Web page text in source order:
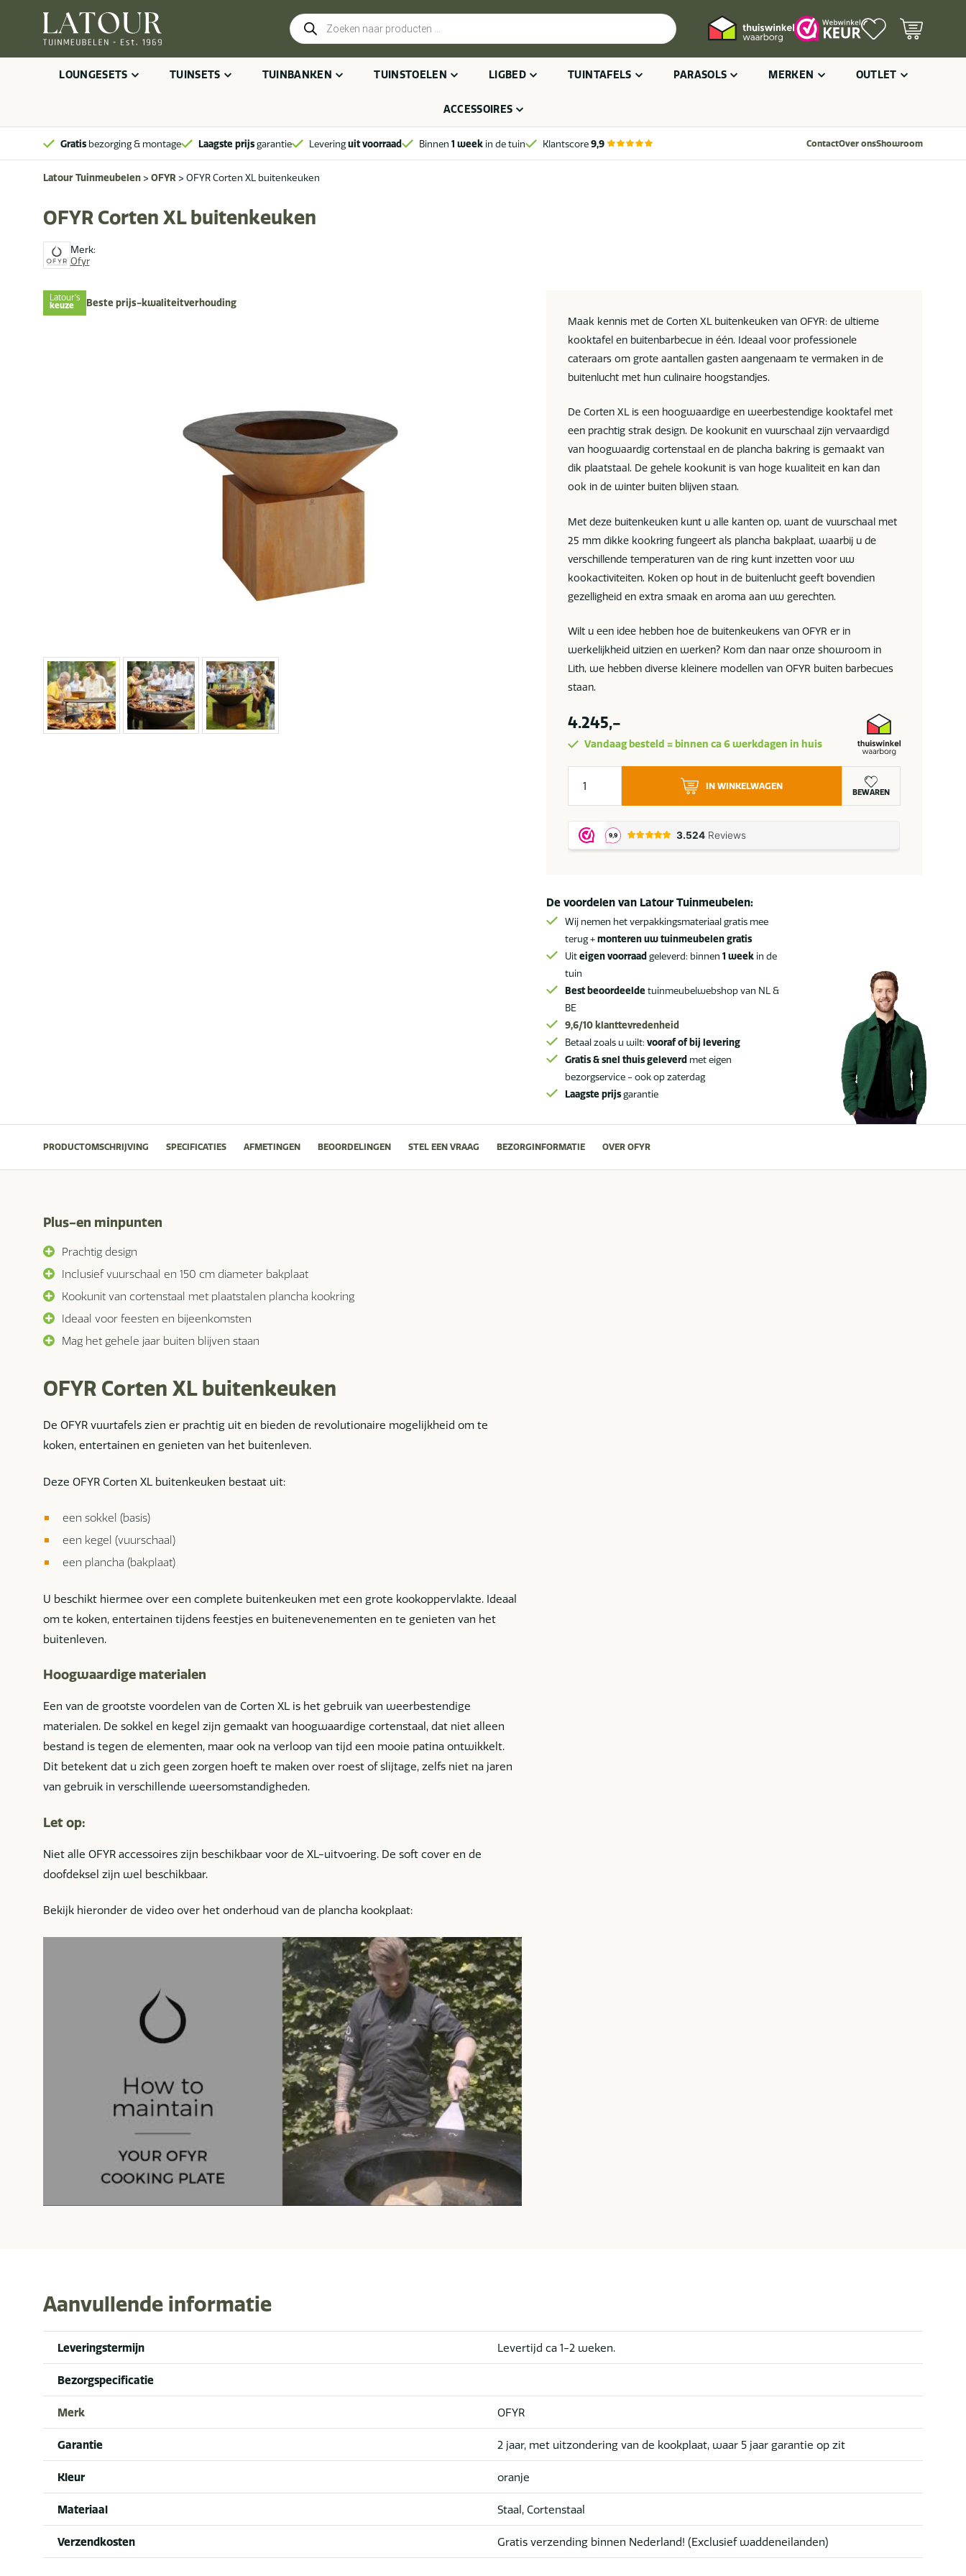
Producten
zoeken
LOUNGESETS TUINSETS TUINBANKEN TUINSTOELEN LIGBED TUINTAFELS PARASOLS MERKEN OUTLET
ACCESSOIRES
Gratis bezorging & montage Laagste prijsgarantie Leveringuit voorraad Binnen 1 week in de tuin Klantscore9,9 ContactOver onsShowroom
Latour Tuinmeubelen> OFYR > OFYR Corten XL buitenkeuken
Merk:
Ofyr
OFYR Corten XL buitenkeuken
Latour's
keuze Beste prijs-kwaliteitverhouding
Maak kennis met de Corten XL buitenkeuken van OFYR: de ultieme
kooktafel en buitenbarbecue in één. Ideaal voor professionele
cateraars om grote aantallen gasten aangenaam te vermaken in de
buitenlucht met hun culinaire hoogstandjes.
De Corten XL is een hoogwaardige en weerbestendige kooktafel met
een prachtig strak design. De kookunit en vuurschaal zijn vervaardigd
van hoogwaardig cortenstaal en de plancha bakring is gemaakt van
dik plaatstaal. De gehele kookunit is van hoge kwaliteit en kan dan
ook in de winter buiten blijven staan.
Met deze buitenkeuken kunt u alle kanten op, want de vuurschaal met
25 mm dikke kookring fungeert als plancha bakplaat, waarbij u de
verschillende temperaturen van de ring kunt inzetten voor uw
kookactiviteiten. Koken op hout in de buitenlucht geeft bovendien
gezelligheid en extra smaak en aroma aan uw gerechten.
Wilt u een idee hebben hoe de buitenkeukens van OFYR er in
werkelijkheid uitzien en werken? Kom dan naar onze showroom in
Lith, we hebben diverse kleinere modellen van OFYR buiten barbecues
staan.
4.245,-
Vandaag besteld = binnen ca 6 werkdagen in huis
Corten
buitenkeuken
aantal
IN WINKELWAGEN
BEWAREN
De voordelen van Latour Tuinmeubelen:
Wij nemen het verpakkingsmateriaal gratis mee
terug +monteren uw tuinmeubelen gratis
Uiteigen voorraad geleverd: binnen1 week in de
tuin
Best beoordeelde tuinmeubelwebshop van NL &
BE
9,6/10 klanttevredenheid
Betaal zoals u wilt:vooraf of bij levering
Gratis & snel thuis geleverd met eigen
bezorgservice - ook op zaterdag
Laagste prijsgarantie
PRODUCTOMSCHRIJVING SPECIFICATIES AFMETINGEN BEOORDELINGEN STEL EEN VRAAG BEZORGINFORMATIE OVER OFYR
Plus-en minpunten
Prachtig design
Inclusief vuurschaal en 150 cm diameter bakplaat
Kookunit van cortenstaal met plaatstalen plancha kookring
Ideaal voor feesten en bijeenkomsten
Mag het gehele jaar buiten blijven staan
OFYR Corten XL buitenkeuken
De OFYR vuurtafels zien er prachtig uit en bieden de revolutionaire mogelijkheid om te
koken, entertainen en genieten van het buitenleven.
Deze OFYR Corten XL buitenkeuken bestaat uit:
een sokkel (basis)
een kegel (vuurschaal)
een plancha (bakplaat)
U beschikt hiermee over een complete buitenkeuken met een grote kookoppervlakte. Ideaal
om te koken, entertainen tijdens feestjes en buitenevenementen en te genieten van het
buitenleven.
Hoogwaardige materialen
Een van de grootste voordelen van de Corten XL is het gebruik van weerbestendige
materialen. De sokkel en kegel zijn gemaakt van hoogwaardige cortenstaal, dat niet alleen
bestand is tegen de elementen, maar ook na verloop van tijd een mooie patina ontwikkelt.
Dit betekent dat u zich geen zorgen hoeft te maken over roest of slijtage, zelfs niet na jaren
van gebruik in verschillende weersomstandigheden.
Let op:
Niet alle OFYR accessoires zijn beschikbaar voor de XL-uitvoering. De soft cover en de
doofdeksel zijn wel beschikbaar.
Bekijk hieronder de video over het onderhoud van de plancha kookplaat:
Aanvullende informatie
Leveringstermijn Levertijd ca 1-2 weken.
Bezorgspecificatie
Merk OFYR
Garantie 2 jaar, met uitzondering van de kookplaat, waar 5 jaar garantie op zit
Kleur oranje
Materiaal Staal, Cortenstaal
Verzendkosten Gratis verzending binnen Nederland! (Exclusief waddeneilanden)